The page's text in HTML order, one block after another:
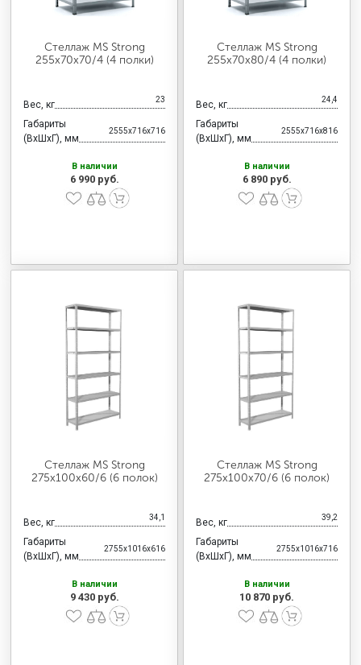
Стеллаж MS Strong
255х70х70/4 (4 полки)
Вес, кг 23
Габариты
(ВхШхГ), мм
2555x716x716
В наличии
6 990 руб.
Стеллаж MS Strong
255х70х80/4 (4 полки)
Вес, кг 24,4
Габариты
(ВхШхГ), мм
2555x716x816
В наличии
6 890 руб.
Стеллаж MS Strong
275х100х60/6 (6 полок)
Вес, кг 34,1
Габариты
(ВхШхГ), мм
2755x1016x616
В наличии
9 430 руб.
Стеллаж MS Strong
275х100х70/6 (6 полок)
Вес, кг 39,2
Габариты
(ВхШхГ), мм
2755x1016x716
В наличии
10 870 руб.